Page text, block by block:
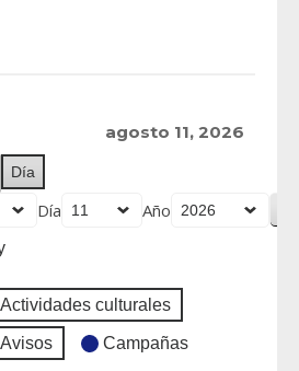
agosto 11, 2026
Día
Día Año
Actividades culturales
Avisos Campañas